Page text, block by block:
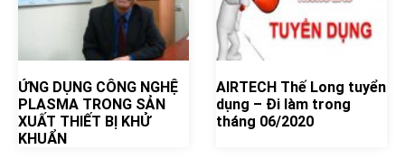
ỨNG DỤNG CÔNG NGHỆ
PLASMA TRONG SẢN
XUẤT THIẾT BỊ KHỬ
KHUẨN
AIRTECH Thế Long tuyển
dụng – Đi làm trong
tháng 06/2020